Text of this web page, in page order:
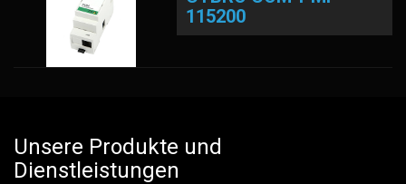
115200
Unsere Produkte und
Dienstleistungen